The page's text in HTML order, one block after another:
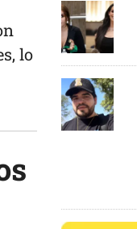
lo